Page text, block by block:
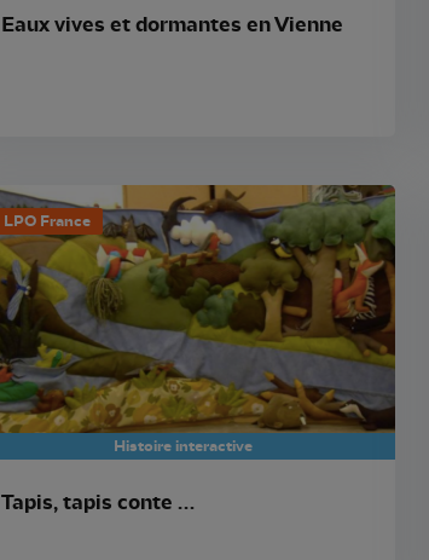
Eaux vives et dormantes en Vienne
LPO France
Histoire interactive
Tapis, tapis conte …